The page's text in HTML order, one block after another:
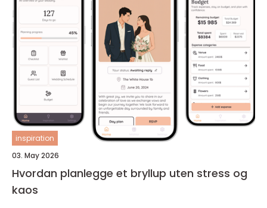
inspiration
03. May 2026
Hvordan planlegge et bryllup uten stress og
kaos